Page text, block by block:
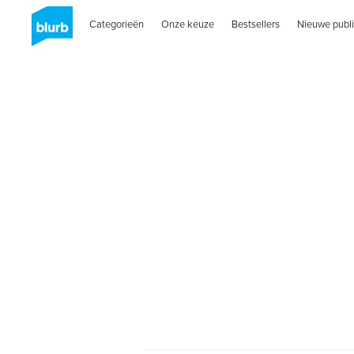
Categorieën Onze keuze Bestsellers Nieuwe